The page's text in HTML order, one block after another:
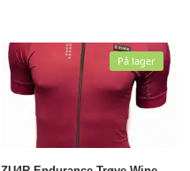
På lager